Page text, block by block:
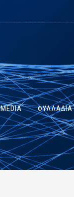
MEDIA ΦΥΛΛΑΔΙΑ